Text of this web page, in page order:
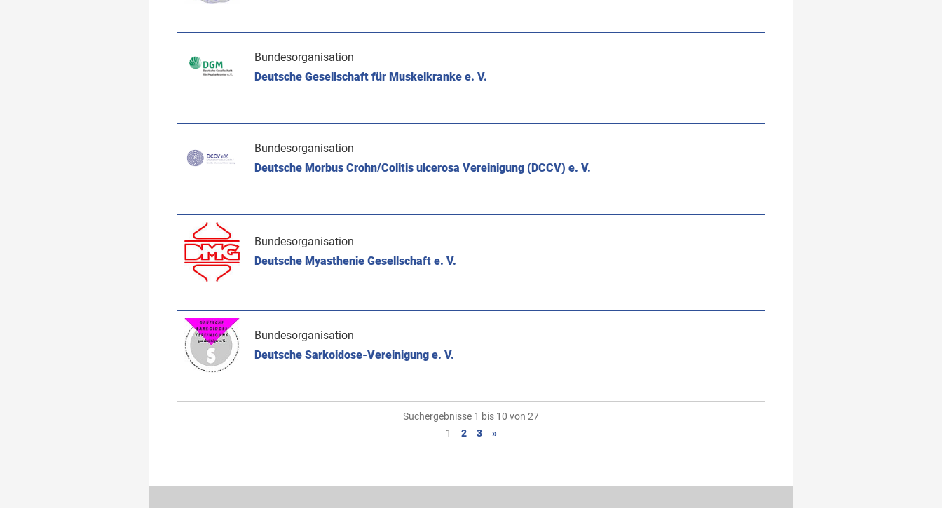
Bundesorganisation
Deutsche Gesellschaft für Muskelkranke e. V.
Bundesorganisation
Deutsche Morbus Crohn/Colitis ulcerosa Vereinigung (DCCV) e. V.
Bundesorganisation
Deutsche Myasthenie Gesellschaft e. V.
Bundesorganisation
Deutsche Sarkoidose-Vereinigung e. V.
Suchergebnisse 1 bis 10 von 27
1
2 3 »